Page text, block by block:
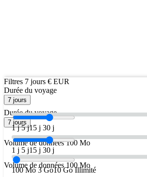
Filtres 7 jours € EUR
Durée du voyage
7 jours
1 j 5 j15 j 30 j
Volume de données 100 Mo
100 Mo 3 Go10 Go Illimité
Durée du voyage
7 jours
1 j 5 j15 j 30 j
Volume de données 100 Mo